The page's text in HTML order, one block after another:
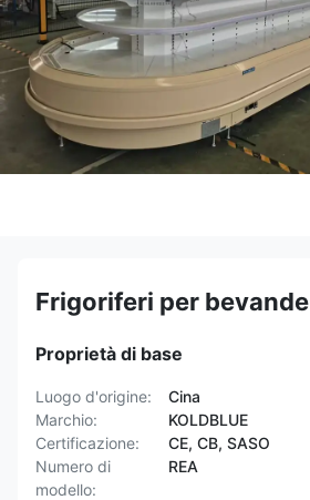
Frigoriferi per bevande
Proprietà di base
Luogo d'origine:
Cina
Marchio:
KOLDBLUE
Certificazione:
CE, CB, SASO
Numero di
modello:
REA